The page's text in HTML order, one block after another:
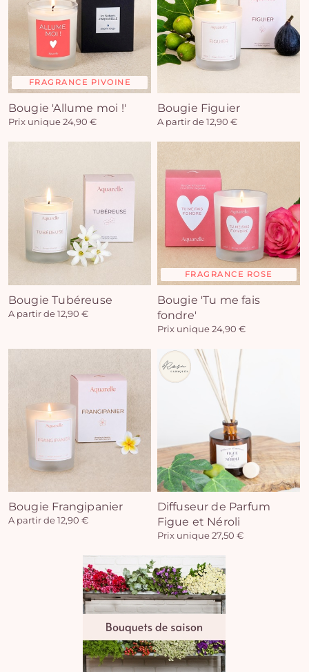
FRAGRANCE PIVOINE
Bougie 'Allume moi !'
Prix unique 24,90 €
Bougie Figuier
A partir de 12,90 €
Bougie Tubéreuse
A partir de 12,90 €
FRAGRANCE ROSE
Bougie 'Tu me fais
fondre'
Prix unique 24,90 €
Bougie Frangipanier
A partir de 12,90 €
Diffuseur de Parfum
Figue et Néroli
Prix unique 27,50 €